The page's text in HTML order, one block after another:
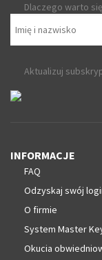
Dlaczego warto
Aktualizuj
INFORMACJE
FAQ
Odzyskaj swój
O firmie
System Master
Okucia